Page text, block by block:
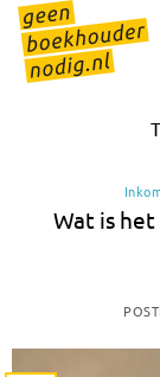
Skip
content
Wat is